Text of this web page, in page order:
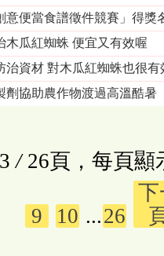
意便當食譜徵件競賽」得獎
木瓜紅蜘蛛 便宜又有效喔
治資材 對木瓜紅蜘蛛也很有
劑協助農作物渡過高溫酷暑
/ 26頁，每頁顯
9 10 ...26
下